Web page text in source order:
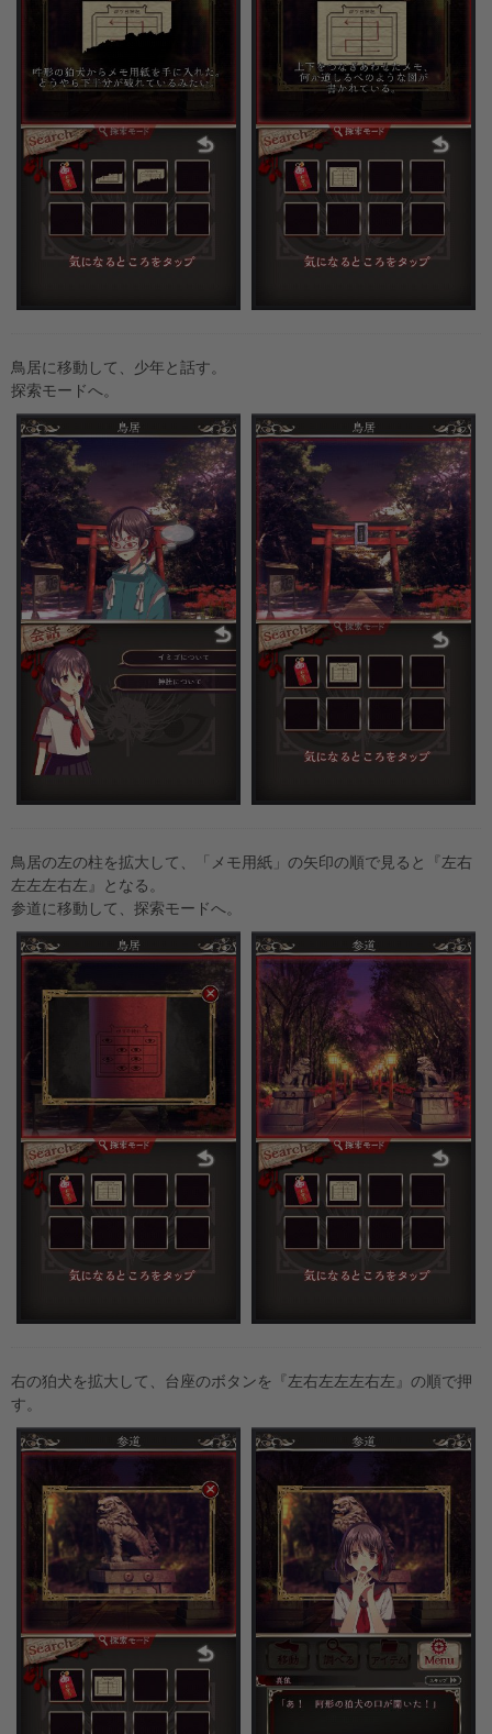
鳥居に移動して、少年と話す。
探索モードへ。
鳥居の左の柱を拡大して、「メモ用紙」の矢印の順で見ると『左右
左左左右左』となる。
参道に移動して、探索モードへ。
右の狛犬を拡大して、台座のボタンを『左右左左左右左』の順で押
す。